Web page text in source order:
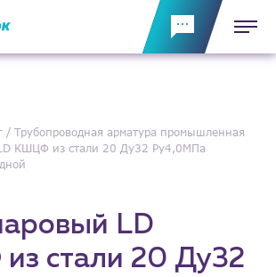
Трубопроводная арматура промышленная
КШЦФ из стали 20 Ду32 Ру4,0МПа
LD
стали 20 Ду32